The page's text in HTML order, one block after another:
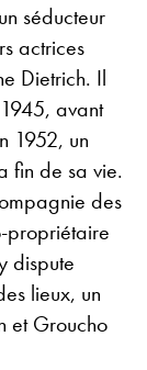
séducteur
actrices
Dietrich. Il
avant
1952, un
fin de sa vie.
des
propriétaire
dispute
lieux, un
et Groucho